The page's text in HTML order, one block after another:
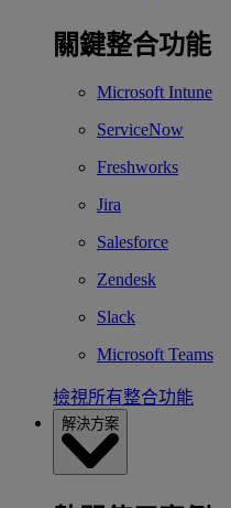
關鍵整合功能
Microsoft Intune
ServiceNow
Freshworks
Jira
Salesforce
Zendesk
Slack
Microsoft Teams
檢視所有整合功能
解決方案